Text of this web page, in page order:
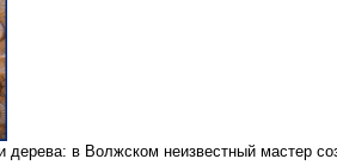
дерева: в Волжском неизвестный мастер